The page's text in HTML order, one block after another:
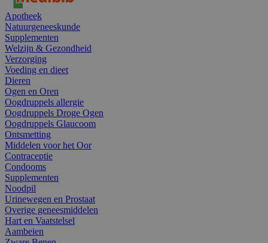
Apotheek
Natuurgeneeskunde
Supplementen
Welzijn & Gezondheid
Verzorging
Voeding en dieet
Dieren
Ogen en Oren
Oogdruppels allergie
Oogdruppels Droge Ogen
Oogdruppels Glaucoom
Ontsmetting
Middelen voor het Oor
Contraceptie
Condooms
Supplementen
Noodpil
Urinewegen en Prostaat
Overige geneesmiddelen
Hart en Vaatstelsel
Aambeien